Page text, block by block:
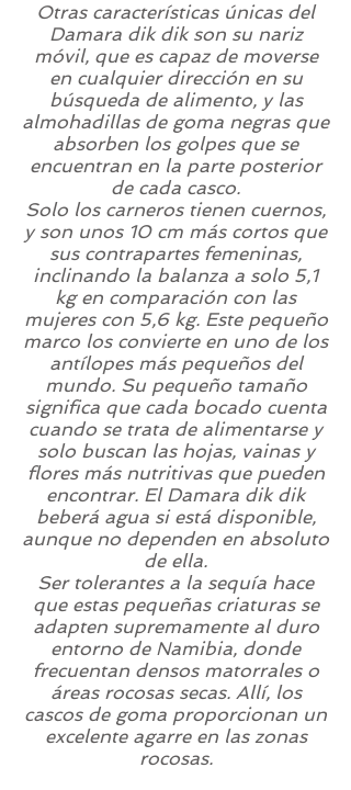
Otras características únicas del
Damara dik dik son su nariz
móvil, que es capaz de moverse
en cualquier dirección en su
búsqueda de alimento, y las
almohadillas de goma negras que
absorben los golpes que se
encuentran en la parte posterior
de cada casco.
Solo los carneros tienen cuernos,
y son unos 10 cm más cortos que
sus contrapartes femeninas,
inclinando la balanza a solo 5,1
kg en comparación con las
mujeres con 5,6 kg. Este pequeño
marco los convierte en uno de los
antílopes más pequeños del
mundo. Su pequeño tamaño
significa que cada bocado cuenta
cuando se trata de alimentarse y
solo buscan las hojas, vainas y
flores más nutritivas que pueden
encontrar. El Damara dik dik
beberá agua si está disponible,
aunque no dependen en absoluto
de ella.
Ser tolerantes a la sequía hace
que estas pequeñas criaturas se
adapten supremamente al duro
entorno de Namibia, donde
frecuentan densos matorrales o
áreas rocosas secas. Allí, los
cascos de goma proporcionan un
excelente agarre en las zonas
rocosas.